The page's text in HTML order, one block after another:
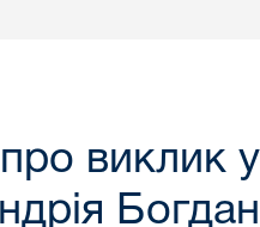
виклик у